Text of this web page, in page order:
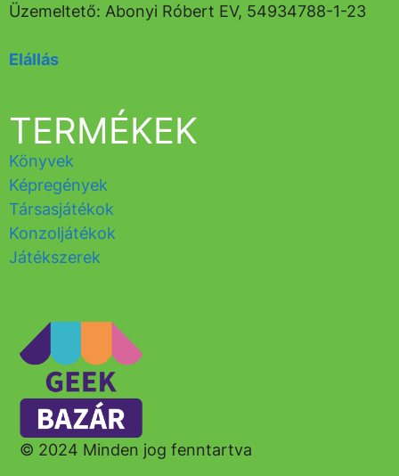
© 2024 Minden jog fenntartva
TERMÉKEK
Könyvek
Képregények
Társasjátékok
Konzoljátékok
Játékszerek
Üzemeltető: Abonyi Róbert EV, 54934788-1-23
Elállás